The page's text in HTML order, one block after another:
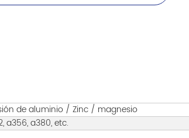
de aluminio / Zinc / magnesio
a356, a380, etc.